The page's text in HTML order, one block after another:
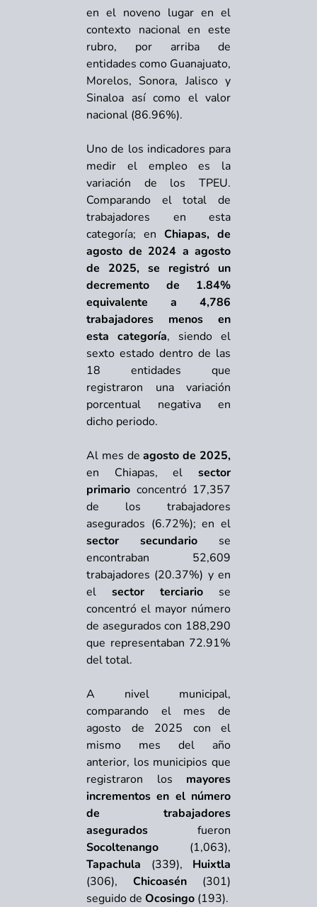
en el noveno lugar en el
contexto nacional en este
rubro, por arriba de
entidades como Guanajuato,
Morelos, Sonora, Jalisco y
Sinaloa así como el valor
nacional (86.96%).
Uno de los indicadores para
medir el empleo es la
variación de los TPEU.
Comparando el total de
trabajadores en esta
categoría; en Chiapas, de
agosto de 2024 a agosto
de 2025, se registró un
decremento de 1.84%
equivalente a 4,786
trabajadores menos en
esta categoría, siendo el
sexto estado dentro de las
18 entidades que
registraron una variación
porcentual negativa en
dicho periodo.
Al mes deagosto de 2025,
en Chiapas, el sector
primario concentró 17,357
de los trabajadores
asegurados (6.72%); en el
sector secundario se
encontraban 52,609
trabajadores (20.37%) y en
el sector terciario se
concentró el mayor número
de asegurados con 188,290
que representaban 72.91%
del total.
A nivel municipal,
comparando el mes de
agosto de 2025 con el
mismo mes del año
anterior, los municipios que
registraron los mayores
incrementos en el número
de trabajadores
asegurados fueron
Socoltenango (1,063),
Tapachula (339), Huixtla
(306), Chicoasén (301)
seguido de Ocosingo (193).